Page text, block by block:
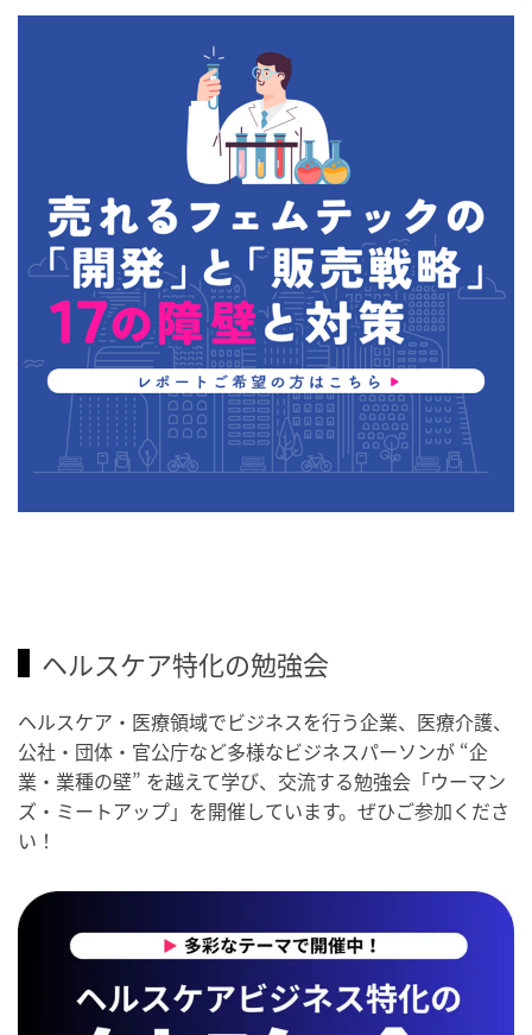
ヘルスケア特化の勉強会
ヘルスケア・医療領域でビジネスを行う企業、医療介護、
公社・団体・官公庁など多様なビジネスパーソンが “企
業・業種の壁” を越えて学び、交流する勉強会「ウーマン
ズ・ミートアップ」を開催しています。ぜひご参加くださ
い！